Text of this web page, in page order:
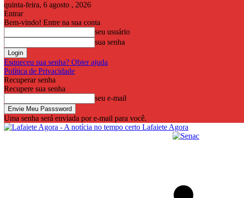
quinta-feira, 6 agosto , 2026
Entrar
Bem-vindo! Entre na sua conta
seu usuário
sua senha
Esqueceu sua senha? Obter ajuda
Política de Privacidade
Recuperar senha
Recupere sua senha
seu e-mail
Uma senha será enviada por e-mail para você.
Lafaiete Agora